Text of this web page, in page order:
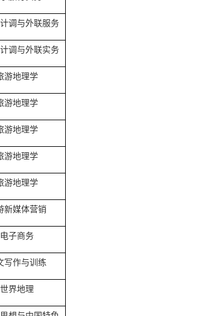
调与外联服务
调与外联实务
游地理学
游地理学
游地理学
游地理学
游地理学
新媒体营销
电子商务
写作与训练
世界地理